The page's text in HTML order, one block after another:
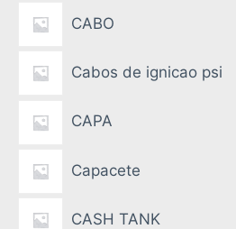
CABO
Cabos de ignicao psi
CAPA
Capacete
CASH TANK